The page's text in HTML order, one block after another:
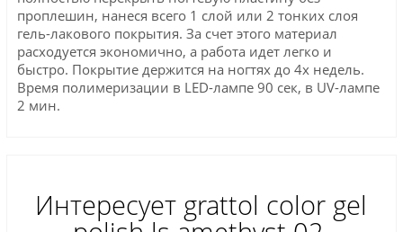
проплешин, нанеся всего 1 слой или 2 тонких слоя
гель-лакового покрытия. За счет этого материал
расходуется экономично, а работа идет легко и
быстро. Покрытие держится на ногтях до 4х недель.
Время полимеризации в LED-лампе 90 сек, в UV-лампе
2 мин.
Интересует grattol color gel